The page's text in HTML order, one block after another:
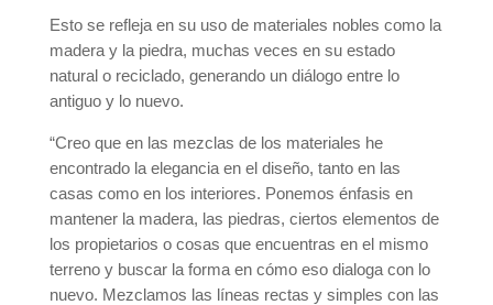
Esto se refleja en su uso de materiales nobles como la
madera y la piedra, muchas veces en su estado
natural o reciclado, generando un diálogo entre lo
antiguo y lo nuevo.
“Creo que en las mezclas de los materiales he
encontrado la elegancia en el diseño, tanto en las
casas como en los interiores. Ponemos énfasis en
mantener la madera, las piedras, ciertos elementos de
los propietarios o cosas que encuentras en el mismo
terreno y buscar la forma en cómo eso dialoga con lo
nuevo. Mezclamos las líneas rectas y simples con las